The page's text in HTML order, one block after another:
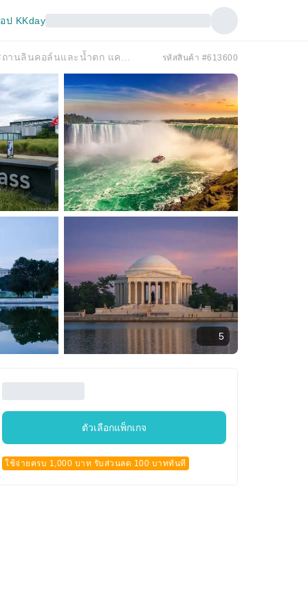
ป KKday
รหัสสินค้า #613600
5
ตัวเลือกแพ็กเกจ
ใช้จ่ายครบ 1,000 บาท รับส่วนลด 100 บาททันที